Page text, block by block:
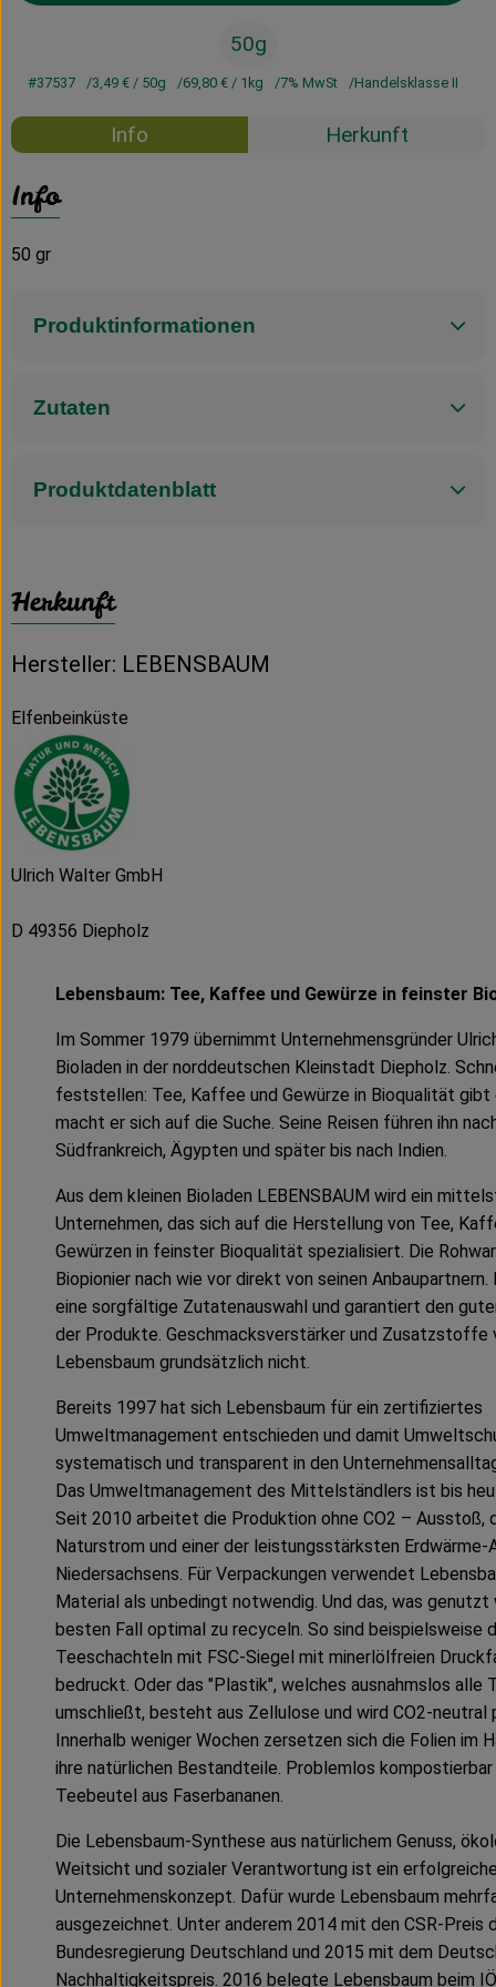
50g
#37537 3,49 € / 50g 69,80 € / 1kg 7% MwSt Handelsklasse II
Info Herkunft
Info
50 gr
Produktinformationen
Zutaten
Produktdatenblatt
Herkunft
Hersteller: LEBENSBAUM
Elfenbeinküste
Ulrich Walter GmbH
D 49356 Diepholz
Lebensbaum: Tee, Kaffee und Gewürze in feinster
Im Sommer 1979 übernimmt Unternehmensgründer
Bioladen in der norddeutschen Kleinstadt Diepholz.
feststellen: Tee, Kaffee und Gewürze in Bioqualität gibt
macht er sich auf die Suche. Seine Reisen führen ihn
Südfrankreich, Ägypten und später bis nach Indien.
Aus dem kleinen Bioladen LEBENSBAUM wird ein
Unternehmen, das sich auf die Herstellung von Tee,
Gewürzen in feinster Bioqualität spezialisiert. Die
Biopionier nach wie vor direkt von seinen
eine sorgfältige Zutatenauswahl und garantiert den
der Produkte. Geschmacksverstärker und Zusatzstoffe
Lebensbaum grundsätzlich nicht.
Bereits 1997 hat sich Lebensbaum für ein zertifiziertes
Umweltmanagement entschieden und damit
systematisch und transparent in den
Das Umweltmanagement des Mittelständlers ist bis
Seit 2010 arbeitet die Produktion ohne CO2 – Ausstoß,
Naturstrom und einer der leistungsstärksten Erdwärme-
Niedersachsens. Für Verpackungen verwendet
Material als unbedingt notwendig. Und das, was genutzt
besten Fall optimal zu recyceln. So sind beispielsweise
Teeschachteln mit FSC-Siegel mit minerlölfreien
bedruckt. Oder das "Plastik", welches ausnahmslos alle
umschließt, besteht aus Zellulose und wird CO2-neutral
Innerhalb weniger Wochen zersetzen sich die Folien im
ihre natürlichen Bestandteile. Problemlos kompostierbar
Teebeutel aus Faserbananen.
Die Lebensbaum-Synthese aus natürlichem Genuss,
Weitsicht und sozialer Verantwortung ist ein
Unternehmenskonzept. Dafür wurde Lebensbaum
ausgezeichnet. Unter anderem 2014 mit den CSR-Preis
Bundesregierung Deutschland und 2015 mit dem
Nachhaltigkeitspreis. 2016 belegte Lebensbaum beim